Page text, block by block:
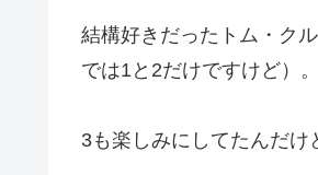
結構好きだったトム・ク
では1と2だけですけど）。
3も楽しみにしてたんだけ